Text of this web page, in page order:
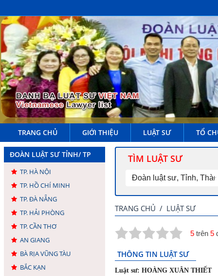
TRANG CHỦ GIỚI THIỆU LUẬT SƯ TỔ
ĐOÀN LUẬT SƯ TỈNH/ TP
TP. HÀ NỘI
TP. HỒ CHÍ MINH
TP. ĐÀ NẴNG
TP. HẢI PHÒNG
TP. CẦN THƠ
AN GIANG
BÀ RỊA VŨNG TÀU
BẮC KẠN
TÌM LUẬT SƯ
TRANG CHỦ / LUẬT SƯ
5 trên5
THÔNG TIN LUẬT SƯ
Luật sư:HOÀNG XUÂN THIẾT